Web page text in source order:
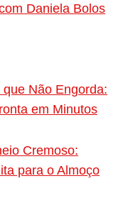
Daniela Bolos
Não Engorda:
em Minutos
Cremoso:
para o Almoço